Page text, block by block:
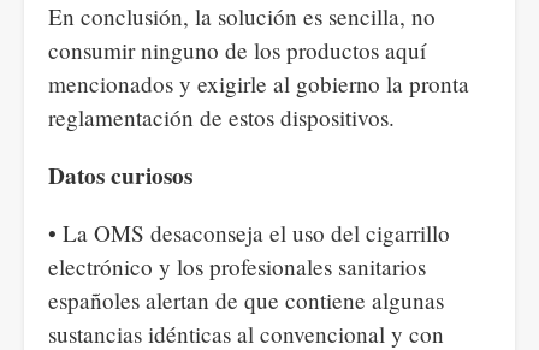
En conclusión, la solución es sencilla, no
consumir ninguno de los productos aquí
mencionados y exigirle al gobierno la pronta
reglamentación de estos dispositivos.
Datos curiosos
• La OMS desaconseja el uso del cigarrillo
electrónico y los profesionales sanitarios
españoles alertan de que contiene algunas
sustancias idénticas al convencional y con